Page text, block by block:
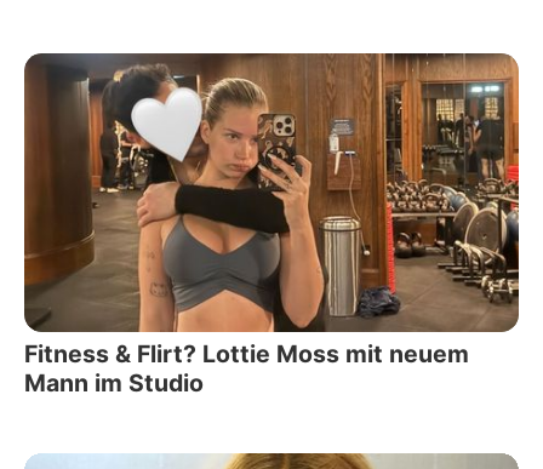
Fitness & Flirt? Lottie Moss mit neuem
Mann im Studio